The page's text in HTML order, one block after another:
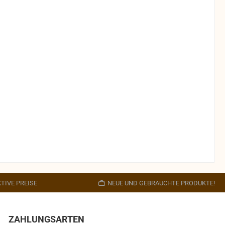
PREISE NEUE UND GEBRAUCHTE PRODUKTE!
ZAHLUNGSARTEN